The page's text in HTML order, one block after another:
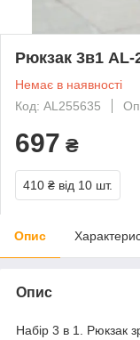
Рюкзак 3в1 AL-
Немає в наявності
Код: AL255635
697 ₴
410 ₴ від 10 шт.
Опис
Опис
Набір 3 в 1. Рюкзак